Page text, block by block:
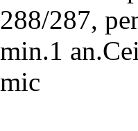
288/287,
min.1
mic